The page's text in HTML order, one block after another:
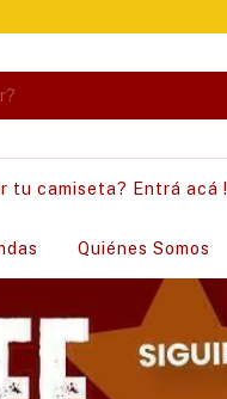
tu camiseta? Entrá acá !
Quiénes Somos